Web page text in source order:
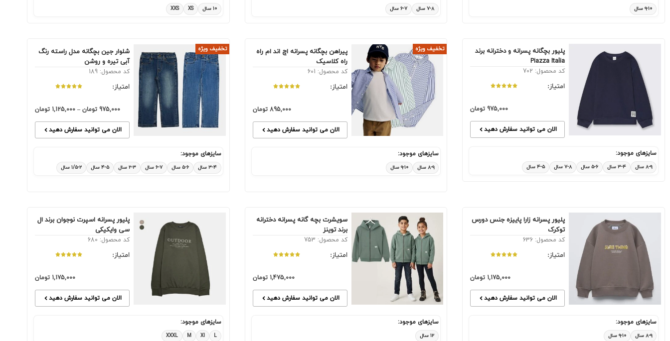
۹-۱۰ سال ۷-۸ سال ۶-۷ سال ۱۰ سال XS
XXS
پلیور بچگانه پسرانه و دخترانه برند
Piazza Italia
کد محصول: 702
امتیاز:
975,000 تومان
الان می توانید سفارش دهید
سایزهای موجود:
۸-۹ سال ۳-۴ سال ۵-۶ سال ۷-۸ سال ۴-۵ سال
پیراهن بچگانه پسرانه اچ اند ام راه
راه کلاسیک
کد محصول: 601
امتیاز:
895,000 تومان
الان می توانید سفارش دهید
سایزهای موجود:
۸-۹ سال ۹-۱۰ سال
تخفیف ویژه
شلوار جین بچگانه مدل راسته رنگ
آبی تیره و روشن
کد محصول: 189
امتیاز:
975,000 تومان –
1,125,000 تومان
الان می توانید سفارش دهید
سایزهای موجود:
۳-۴ سال ۵-۶ سال ۶-۷ سال ۲-۳ سال ۴-۵ سال ۱/۵-۲ سال
تخفیف ویژه
پلیور پسرانه زارا پاییزه جنس دورس
توکرک
کد محصول: 636
امتیاز:
1,175,000 تومان
الان می توانید سفارش دهید
سایزهای موجود:
۸-۹ سال ۹-۱۰ سال
سویشرت بچه گانه پسرانه دخترانه
برند توینز
کد محصول: 753
امتیاز:
1,475,000 تومان
الان می توانید سفارش دهید
سایزهای موجود:
۱۲ سال
پلیور پسرانه اسپرت نوجوان برند ال
سی وایکیکی
کد محصول: 680
امتیاز:
1,175,000 تومان
الان می توانید سفارش دهید
سایزهای موجود:
L
Xl
M
XXXL